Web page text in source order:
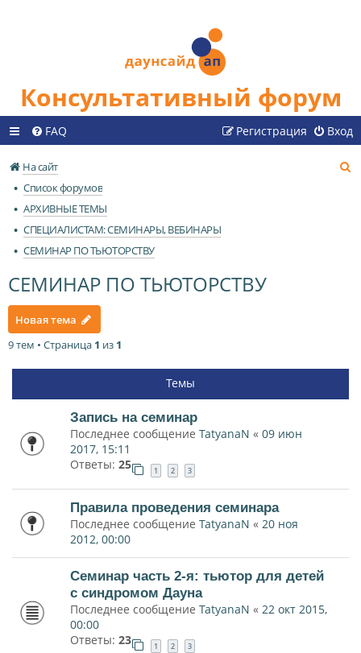
Консультативный форум
FAQ Вход
Регистрация
На сайт
Список форумов
АРХИВНЫЕ ТЕМЫ
СПЕЦИАЛИСТАМ: СЕМИНАРЫ, ВЕБИНАРЫ
СЕМИНАР ПО ТЬЮТОРСТВУ
СЕМИНАР ПО ТЬЮТОРСТВУ
Новая тема
9 тем • Страница 1 из 1
Темы
Запись на семинар
Последнее сообщение TatyanaN « 09 июн
2017, 15:11
Ответы: 25 1 2 3
Правила проведения семинара
Последнее сообщение TatyanaN « 20 ноя
2012, 00:00
Семинар часть 2-я: тьютор для детей
с синдромом Дауна
Последнее сообщение TatyanaN « 22 окт 2015,
00:00
Ответы: 23 1 2 3